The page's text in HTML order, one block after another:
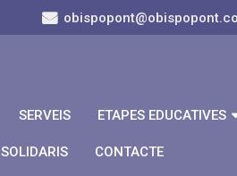
SERVEIS ETAPES EDUCATIVES
SOLIDARIS CONTACTE